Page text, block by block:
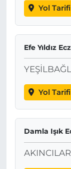
Yol Tarifi
Efe Yıldız
Yol
Damla Işık